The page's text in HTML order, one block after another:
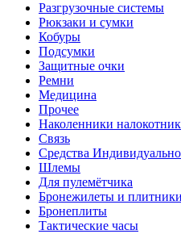
Разгрузочные системы
Рюкзаки и сумки
Кобуры
Подсумки
Защитные очки
Ремни
Медицина
Прочее
Наколенники
Связь
Средства
Шлемы
Для пулемётчика
Бронежилеты и плитники
Бронеплиты
Тактические часы